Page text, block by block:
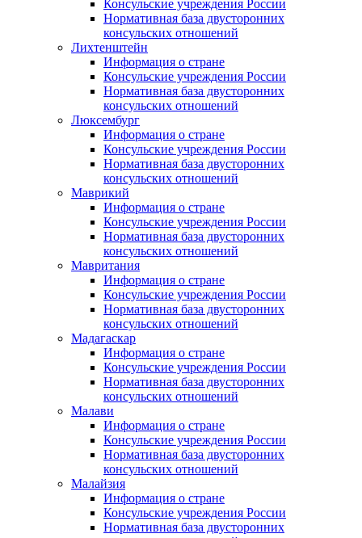
Консульские учреждения России
Нормативная база двусторонних
консульских отношений
Лихтенштейн
Информация о стране
Консульские учреждения России
Нормативная база двусторонних
консульских отношений
Люксембург
Информация о стране
Консульские учреждения России
Нормативная база двусторонних
консульских отношений
Маврикий
Информация о стране
Консульские учреждения России
Нормативная база двусторонних
консульских отношений
Мавритания
Информация о стране
Консульские учреждения России
Нормативная база двусторонних
консульских отношений
Мадагаскар
Информация о стране
Консульские учреждения России
Нормативная база двусторонних
консульских отношений
Малави
Информация о стране
Консульские учреждения России
Нормативная база двусторонних
консульских отношений
Малайзия
Информация о стране
Консульские учреждения России
Нормативная база двусторонних